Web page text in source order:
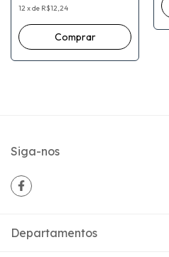
12 xde R$12,24
Siga-nos
Departamentos